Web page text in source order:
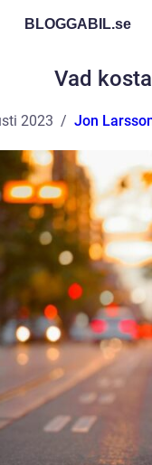
BLOGGABIL.se
Vad
2023 Jon